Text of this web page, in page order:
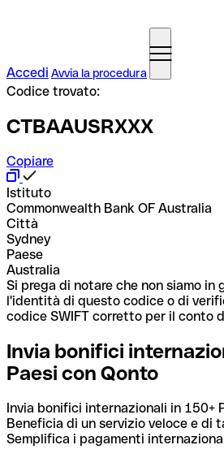
Accedi Avvia la procedura
Codice trovato:
CTBAAUSRXXX
Copiare
Istituto
Commonwealth Bank OF Australia
Città
Sydney
Paese
Australia
Si prega di notare che non siamo in
l'identità di questo codice o di
codice SWIFT corretto per il conto
Invia bonifici
Paesi con Qonto
Invia bonifici internazionali in 150+
Beneficia di un servizio veloce e di
Semplifica i pagamenti